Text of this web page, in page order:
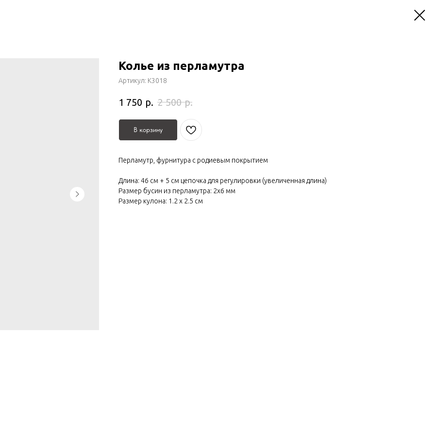
Колье из перламутра
Артикул: К3018
1 750 р. 2 500 р.
В корзину
Перламутр, фурнитура с родиевым покрытием
Длина: 46 см + 5 см цепочка для регулировки (увеличенная длина)
Размер бусин из перламутра: 2х6 мм
Размер кулона: 1.2 х 2.5 см